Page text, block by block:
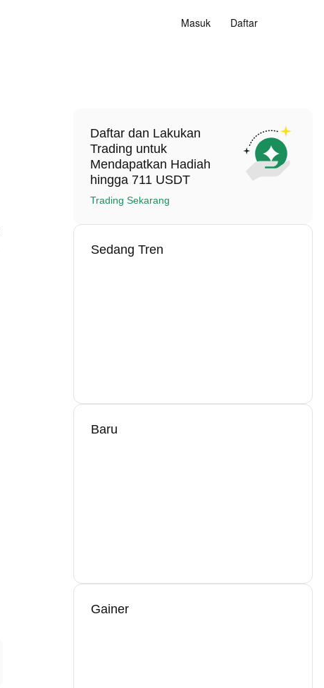
Masuk Daftar
Daftar dan Lakukan
Trading untuk
Mendapatkan Hadiah
hingga 711 USDT
Trading Sekarang
Sedang Tren
Baru
Gainer